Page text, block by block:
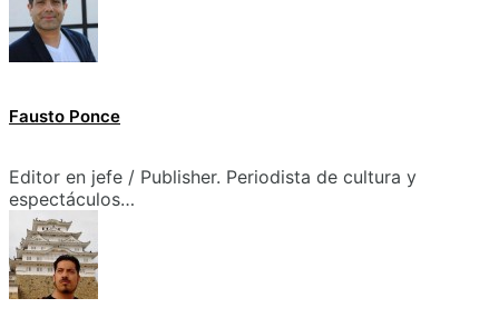
Fausto Ponce
Editor en jefe / Publisher. Periodista de cultura y
espectáculos…